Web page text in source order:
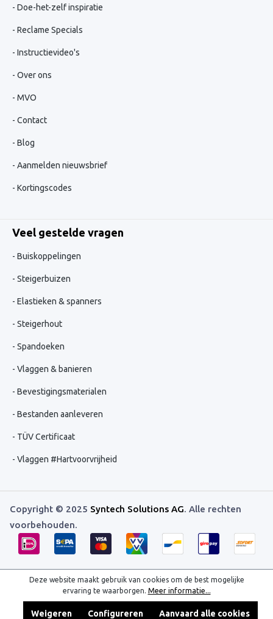
Doe-het-zelf inspiratie
Reclame Specials
Instructievideo's
Over ons
MVO
Contact
Blog
Aanmelden nieuwsbrief
Kortingscodes
Veel gestelde vragen
Buiskoppelingen
Steigerbuizen
Elastieken & spanners
Steigerhout
Spandoeken
Vlaggen & banieren
Bevestigingsmaterialen
Bestanden aanleveren
TÜV Certificaat
Vlaggen #Hartvoorvrijheid
Copyright © 2025 Syntech Solutions AG. Alle rechten
voorbehouden.
Deze website maakt gebruik van cookies om de best mogelijke
ervaring te waarborgen. Meer informatie...
Weigeren Configureren Aanvaard alle cookies